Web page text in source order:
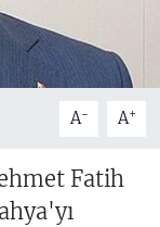
A- A+
Fatih